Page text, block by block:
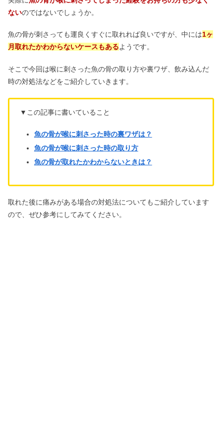
ないのではないでしょうか。
魚の骨が刺さっても運良くすぐに取れれば良いですが、中には1ヶ
月取れたかわからないケースもあるようです。
そこで今回は喉に刺さった魚の骨の取り方や裏ワザ、飲み込んだ
時の対処法などをご紹介していきます。
▼この記事に書いていること
魚の骨が喉に刺さった時の裏ワザは？
魚の骨が喉に刺さった時の取り方
魚の骨が取れたかわからないときは？
取れた後に痛みがある場合の対処法についてもご紹介しています
ので、ぜひ参考にしてみてください。